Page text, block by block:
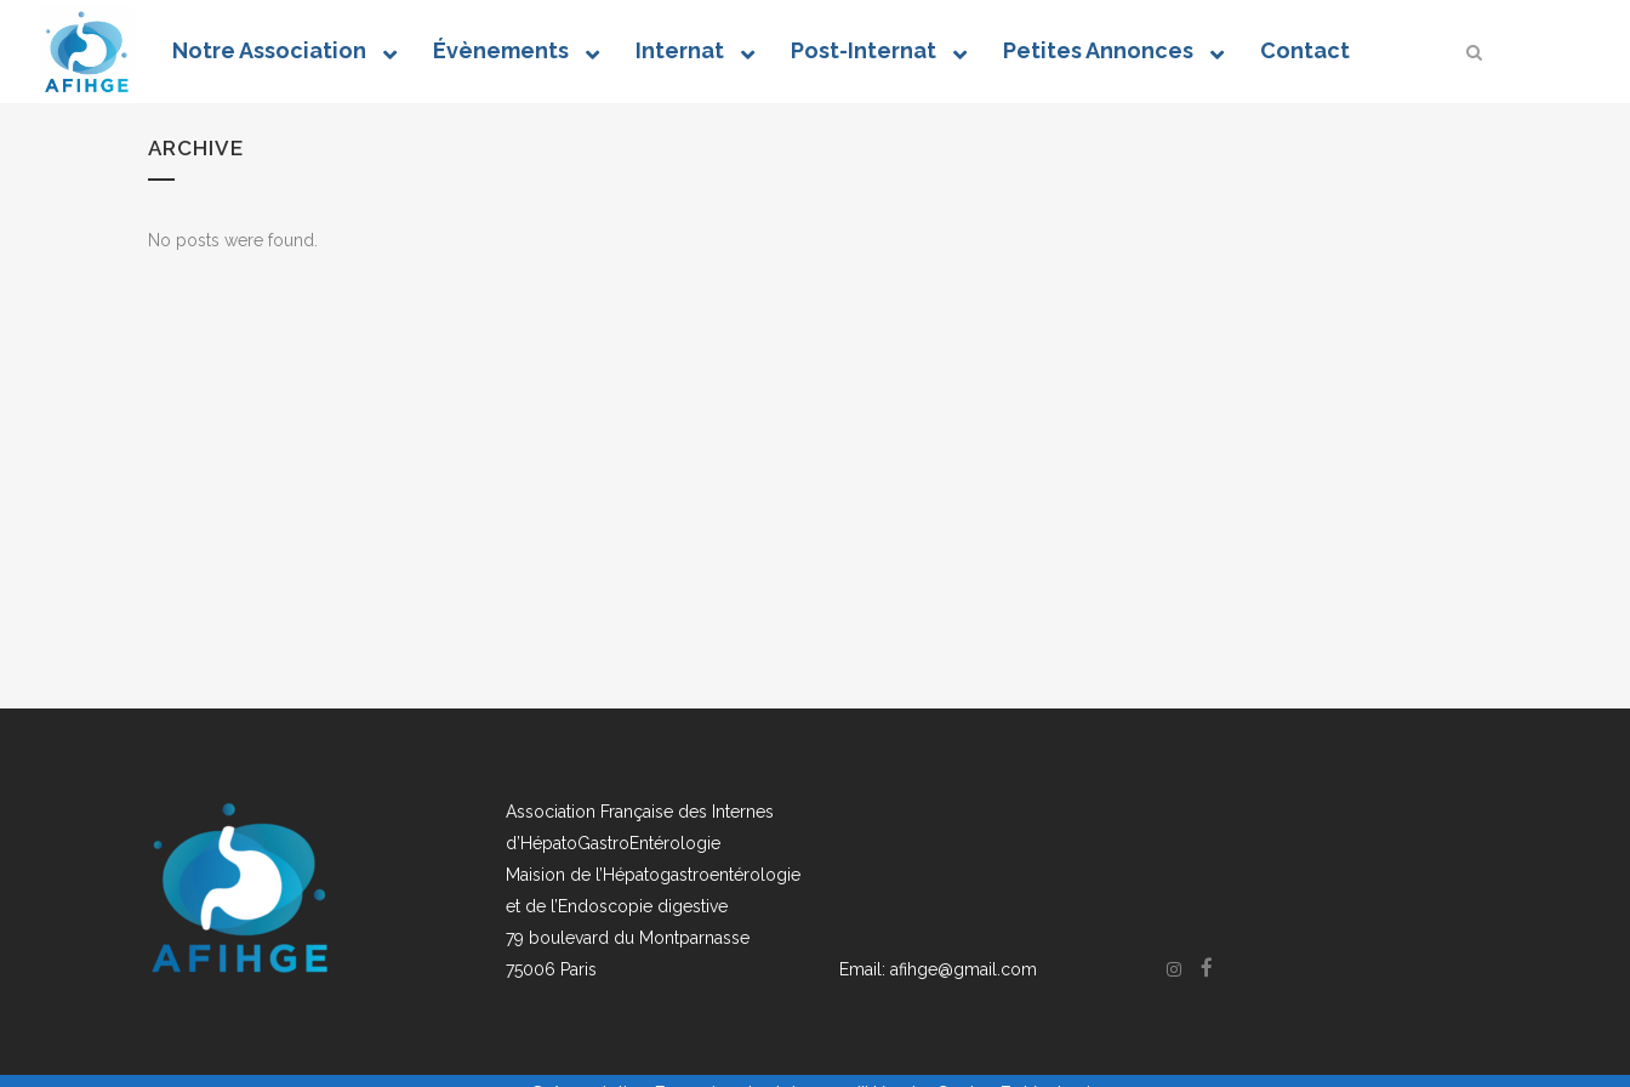
Notre Association Évènements Internat Post-Internat Petites Annonces Contact
ARCHIVE
No posts were found.
Association Française des Internes
d’HépatoGastroEntérologie
Maision de l’Hépatogastroentérologie
et de l’Endoscopie digestive
79 boulevard du Montparnasse
75006 Paris
Email: afihge@gmail.com